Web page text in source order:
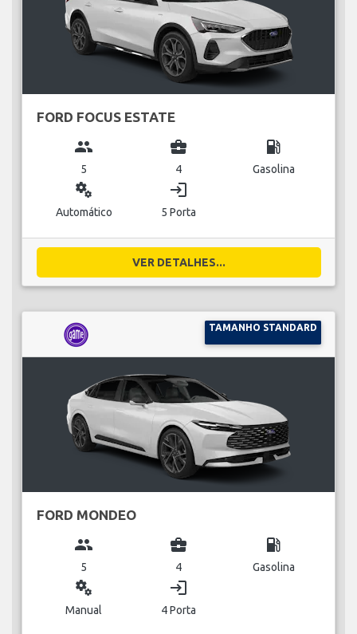
FORD FOCUS ESTATE
group
5
business_center
4
local_gas_station
Gasolina
miscellaneous_services
Automático
login
5 Porta
VER DETALHES...
TAMANHO STANDARD
FORD MONDEO
group
5
business_center
4
local_gas_station
Gasolina
miscellaneous_services
Manual
login
4 Porta